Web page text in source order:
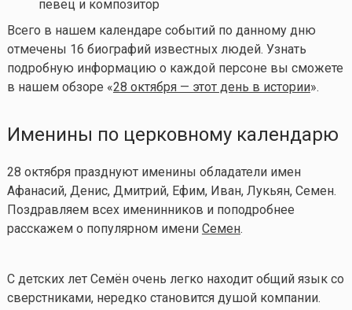
певец и композитор
Всего в нашем календаре событий по данному дню
отмечены 16 биографий известных людей. Узнать
подробную информацию о каждой персоне вы сможете
в нашем обзоре «28 октября — этот день в истории».
Именины по церковному календарю
28 октября празднуют именины обладатели имен
Афанасий, Денис, Дмитрий, Ефим, Иван, Лукьян, Семен.
Поздравляем всех именинников и поподробнее
расскажем о популярном имени Семен.
С детских лет Семён очень легко находит общий язык со
сверстниками, нередко становится душой компании.